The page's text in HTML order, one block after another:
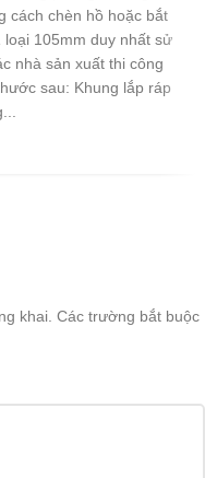
cách chèn hồ hoặc bắt
105mm duy nhất sử
nhà sản xuất thi công
sau: Khung lắp ráp
khai. Các trường bắt buộc